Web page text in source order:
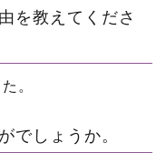
を教えてくださ
。
でしょうか。